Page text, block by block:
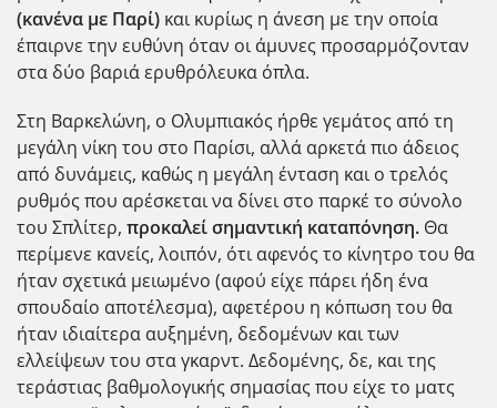
(κανένα με Παρί) και κυρίως η άνεση με την οποία
έπαιρνε την ευθύνη όταν οι άμυνες προσαρμόζονταν
στα δύο βαριά ερυθρόλευκα όπλα.
Στη Βαρκελώνη, ο Ολυμπιακός ήρθε γεμάτος από τη
μεγάλη νίκη του στο Παρίσι, αλλά αρκετά πιο άδειος
από δυνάμεις, καθώς η μεγάλη ένταση και ο τρελός
ρυθμός που αρέσκεται να δίνει στο παρκέ το σύνολο
του Σπλίτερ, προκαλεί σημαντική καταπόνηση. Θα
περίμενε κανείς, λοιπόν, ότι αφενός το κίνητρο του θα
ήταν σχετικά μειωμένο (αφού είχε πάρει ήδη ένα
σπουδαίο αποτέλεσμα), αφετέρου η κόπωση του θα
ήταν ιδιαίτερα αυξημένη, δεδομένων και των
ελλείψεων του στα γκαρντ. Δεδομένης, δε, και της
τεράστιας βαθμολογικής σημασίας που είχε το ματς